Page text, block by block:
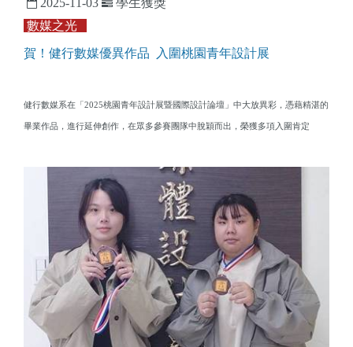
2025-11-03
學生獲獎
數媒之光
賀！健行數媒優異作品 入圍桃園青年設計展
健行數媒系在「2025桃園青年設計展暨國際設計論壇」中大放異彩，憑藉精湛的
畢業作品，進行延伸創作，在眾多參賽團隊中脫穎而出，榮獲多項入圍肯定